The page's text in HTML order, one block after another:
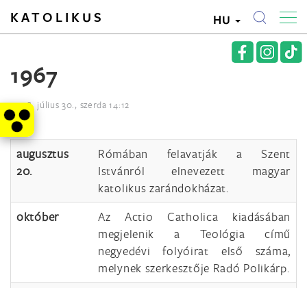
KATOLIKUS HU
1967
2008. július 30., szerda 14:12
augusztus
20.
Rómában felavatják a Szent
Istvánról elnevezett magyar
katolikus zarándokházat.
október
Az Actio Catholica kiadásában
megjelenik a Teológia című
negyedévi folyóirat első száma,
melynek szerkesztője Radó Polikárp.